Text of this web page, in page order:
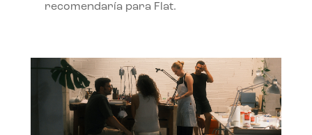
recomendaría para Flat.